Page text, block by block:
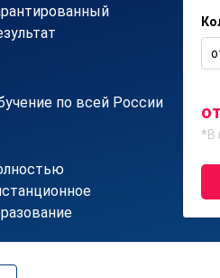
по всей России
*В